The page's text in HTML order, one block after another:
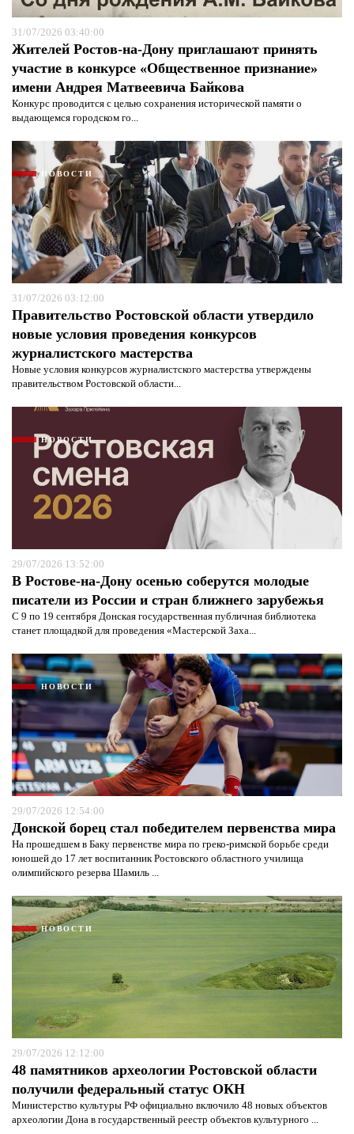
31/07/2026 03:40:00
Жителей Ростов-на-Дону приглашают принять
участие в конкурсе «Общественное признание»
имени Андрея Матвеевича Байкова
Конкурс проводится с целью сохранения исторической памяти о
выдающемся городском го...
НОВОСТИ
31/07/2026 03:12:00
Правительство Ростовской области утвердило
новые условия проведения конкурсов
журналистского мастерства
Новые условия конкурсов журналистского мастерства утверждены
правительством Ростовской области...
НОВОСТИ
29/07/2026 13:52:00
В Ростове-на-Дону осенью соберутся молодые
писатели из России и стран ближнего зарубежья
С 9 по 19 сентября Донская государственная публичная библиотека
станет площадкой для проведения «Мастерской Заха...
НОВОСТИ
29/07/2026 12:54:00
Донской борец стал победителем первенства мира
На прошедшем в Баку первенстве мира по греко-римской борьбе среди
юношей до 17 лет воспитанник Ростовского областного училища
олимпийского резерва Шамиль ...
НОВОСТИ
29/07/2026 12:12:00
48 памятников археологии Ростовской области
получили федеральный статус ОКН
Министерство культуры РФ официально включило 48 новых объектов
археологии Дона в государственный реестр объектов культурного ...
Я согласен с
политикой конфиденциальности и
политикой конфиденциальности и
защиты информации*